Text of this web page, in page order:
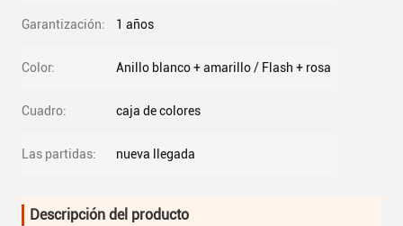
Garantización: 1 años
Color: Anillo blanco + amarillo / Flash + rosa
Cuadro: caja de colores
Las partidas: nueva llegada
Descripción del producto